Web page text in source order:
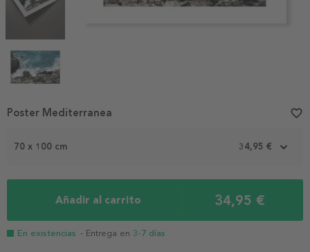
Item
4
70 x 100 cm 34,95 €
Añadir al carrito 34,95 €
En existencias - Entrega en 3-7 días
Poster Mediterranea favorite_border